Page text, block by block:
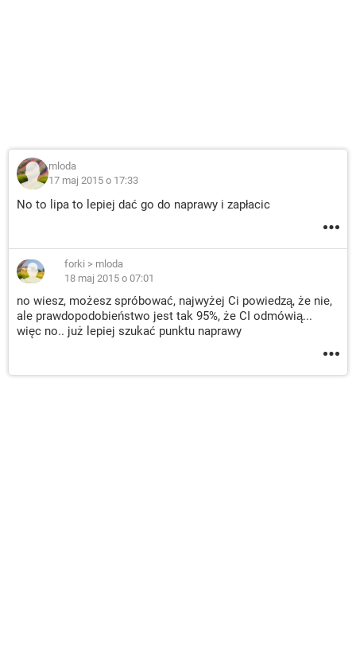
mloda
17 maj 2015 o 17:33
No to lipa to lepiej dać go do naprawy i zapłacic
forki > mloda
18 maj 2015 o 07:01
no wiesz, możesz spróbować, najwyżej Ci powiedzą, że nie,
ale prawdopodobieństwo jest tak 95%, że CI odmówią...
więc no.. już lepiej szukać punktu naprawy